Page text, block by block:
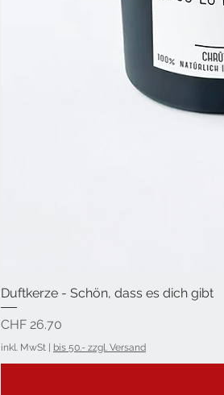
Duftkerze - Schön, dass es dich gibt
Preis
CHF 26.70
inkl. MwSt | bis 50.- zzgl. Versand